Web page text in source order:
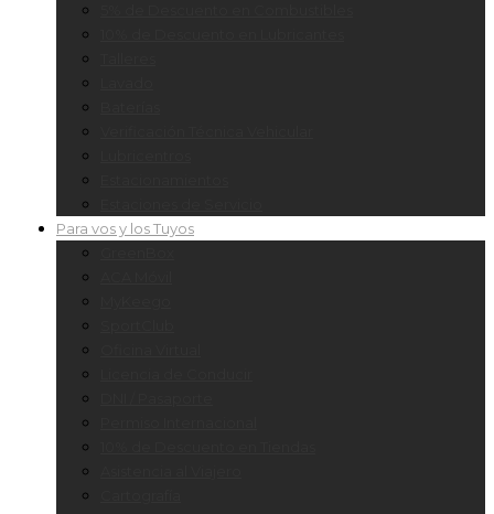
Para vos y los Tuyos